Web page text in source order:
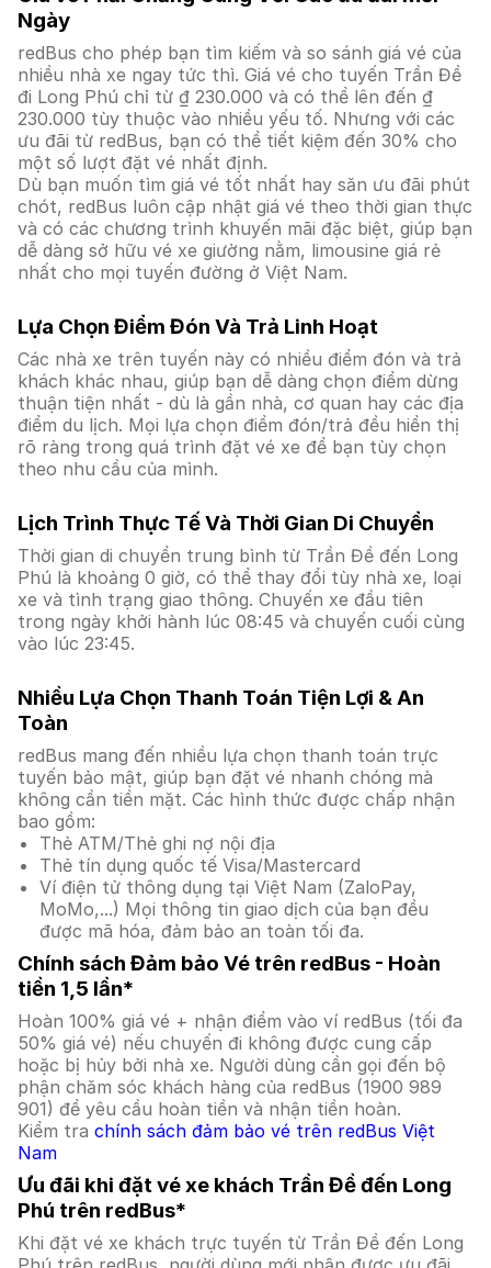
Ngày
redBus cho phép bạn tìm kiếm và so sánh giá vé của
nhiều nhà xe ngay tức thì. Giá vé cho tuyến Trần Đề
đi Long Phú chỉ từ ₫ 230.000 và có thể lên đến ₫
230.000 tùy thuộc vào nhiều yếu tố. Nhưng với các
ưu đãi từ redBus, bạn có thể tiết kiệm đến 30% cho
một số lượt đặt vé nhất định.
Dù bạn muốn tìm giá vé tốt nhất hay săn ưu đãi phút
chót, redBus luôn cập nhật giá vé theo thời gian thực
và có các chương trình khuyến mãi đặc biệt, giúp bạn
dễ dàng sở hữu vé xe giường nằm, limousine giá rẻ
nhất cho mọi tuyến đường ở Việt Nam.
Lựa Chọn Điểm Đón Và Trả Linh Hoạt
Các nhà xe trên tuyến này có nhiều điểm đón và trả
khách khác nhau, giúp bạn dễ dàng chọn điểm dừng
thuận tiện nhất - dù là gần nhà, cơ quan hay các địa
điểm du lịch. Mọi lựa chọn điểm đón/trả đều hiển thị
rõ ràng trong quá trình đặt vé xe để bạn tùy chọn
theo nhu cầu của mình.
Lịch Trình Thực Tế Và Thời Gian Di Chuyển
Thời gian di chuyển trung bình từ Trần Đề đến Long
Phú là khoảng 0 giờ, có thể thay đổi tùy nhà xe, loại
xe và tình trạng giao thông. Chuyến xe đầu tiên
trong ngày khởi hành lúc 08:45 và chuyến cuối cùng
vào lúc 23:45.
Nhiều Lựa Chọn Thanh Toán Tiện Lợi & An
Toàn
redBus mang đến nhiều lựa chọn thanh toán trực
tuyến bảo mật, giúp bạn đặt vé nhanh chóng mà
không cần tiền mặt. Các hình thức được chấp nhận
bao gồm:
Thẻ ATM/Thẻ ghi nợ nội địa
Thẻ tín dụng quốc tế Visa/Mastercard
Ví điện tử thông dụng tại Việt Nam (ZaloPay,
MoMo,...) Mọi thông tin giao dịch của bạn đều
được mã hóa, đảm bảo an toàn tối đa.
Chính sách Đảm bảo Vé trên redBus - Hoàn
tiền 1,5 lần*
Hoàn 100% giá vé + nhận điểm vào ví redBus (tối đa
50% giá vé) nếu chuyến đi không được cung cấp
hoặc bị hủy bởi nhà xe. Người dùng cần gọi đến bộ
phận chăm sóc khách hàng của redBus (1900 989
901) để yêu cầu hoàn tiền và nhận tiền hoàn.
Kiểm tra chính sách đảm bảo vé trên redBus Việt
Nam
Ưu đãi khi đặt vé xe khách Trần Đề đến Long
Phú trên redBus*
Khi đặt vé xe khách trực tuyến từ Trần Đề đến Long